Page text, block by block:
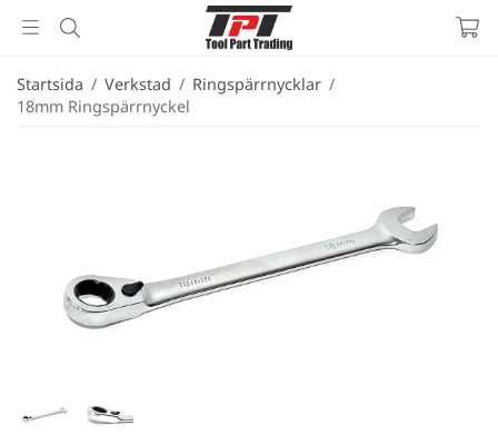
Startsida / Verkstad / Ringspärrnycklar /
18mm Ringspärrnyckel